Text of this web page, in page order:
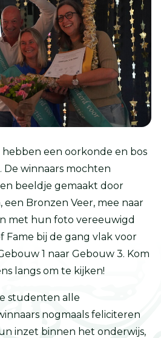
een oorkonde en bos
winnaars mochten
beeldje gemaakt door
een Bronzen Veer, mee naar
met hun foto vereeuwigd
Fame bij de gang vlak voor
1 naar Gebouw 3. Kom
langs om te kijken!
studenten alle
nogmaals feliciteren
inzet binnen het onderwijs,